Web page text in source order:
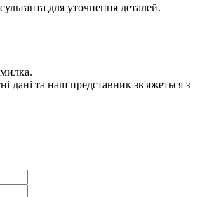
для уточнення деталей.
дані та наш представник зв'яжеться з